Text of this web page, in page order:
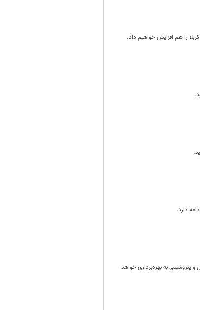
را هم افزایش خواهیم داد.
دارد.
پتروشیمی به بهره‌برداری خواهد